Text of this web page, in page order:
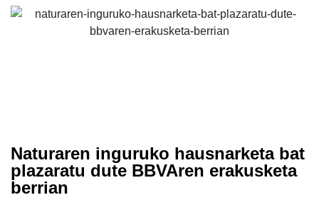
Naturaren inguruko hausnarketa bat
plazaratu dute BBVAren erakusketa
berrian